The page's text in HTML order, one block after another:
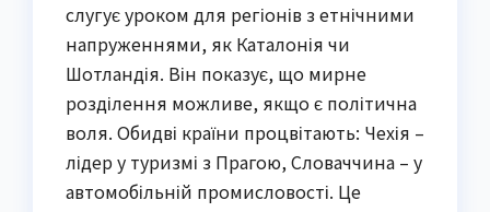
слугує уроком для регіонів з етнічними
напруженнями, як Каталонія чи
Шотландія. Він показує, що мирне
розділення можливе, якщо є політична
воля. Обидві країни процвітають: Чехія –
лідер у туризмі з Прагою, Словаччина – у
автомобільній промисловості. Це